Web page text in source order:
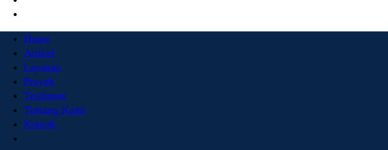
Home
Artikel
Layanan
Proyek
Testimoni
Tentang Kami
Kontak